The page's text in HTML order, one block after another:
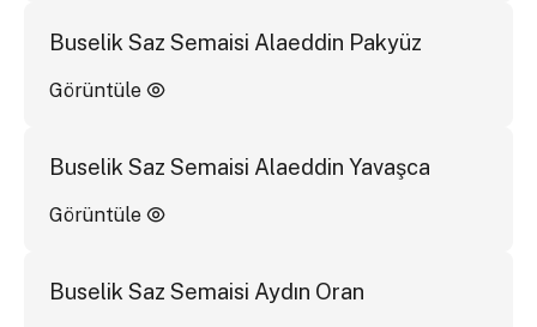
Buselik Saz Semaisi Alaeddin Pakyüz
Görüntüle
Buselik Saz Semaisi Alaeddin Yavaşca
Görüntüle
Buselik Saz Semaisi Aydın Oran